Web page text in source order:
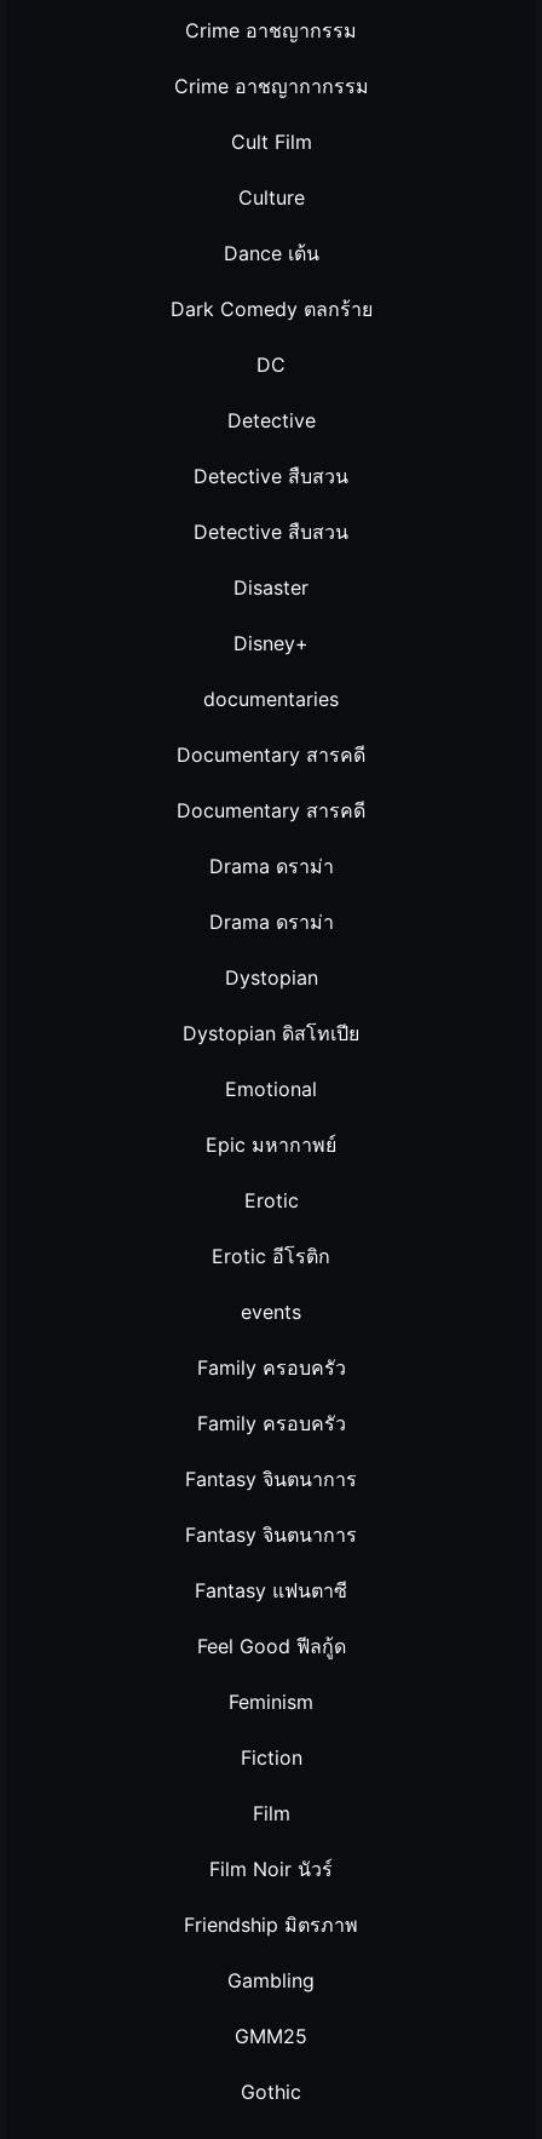
Crime อาชญากรรม
Crime อาชญากากรรม
Cult Film
Culture
Dance เต้น
Dark Comedy ตลกร้าย
DC
Detective
Detective สืบสวน
Detective สืบสวน
Disaster
Disney+
documentaries
Documentary สารคดี
Documentary สารคดี
Drama ดราม่า
Drama ดราม่า
Dystopian
Dystopian ดิสโทเปีย
Emotional
Epic มหากาพย์
Erotic
Erotic อีโรติก
events
Family ครอบครัว
Family ครอบครัว
Fantasy จินตนาการ
Fantasy จินตนาการ
Fantasy แฟนตาซี
Feel Good ฟีลกู้ด
Feminism
Fiction
Film
Film Noir นัวร์
Friendship มิตรภาพ
Gambling
GMM25
Gothic